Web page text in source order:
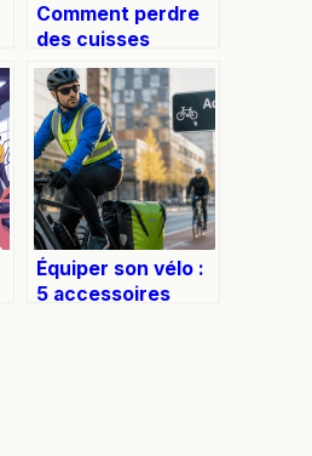
Comment perdre
des cuisses
efficacement et
durablement
Équiper son vélo :
5 accessoires